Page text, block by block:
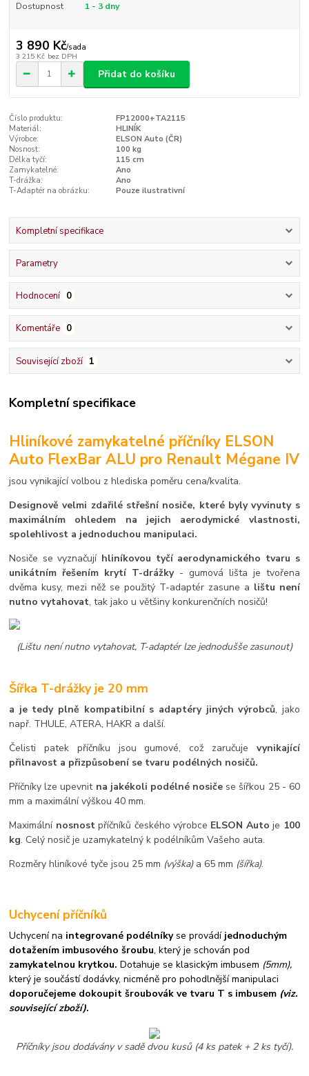
Dostupnost 1 - 3 dny
3 890 Kč/sada
3 215 Kč bez DPH
Přidat do košíku
Číslo produktu:
FP12000+TA2115
Materiál:
HLINÍK
Výrobce:
ELSON Auto (ČR)
Nosnost:
100 kg
Délka tyčí:
115 cm
Zamykatelné:
Ano
T-drážka:
Ano
T-Adaptér na obrázku:
Pouze ilustrativní
Kompletní specifikace
Parametry
Hodnocení 0
Komentáře 0
Související zboží 1
Kompletní specifikace
Hliníkové zamykatelné příčníky ELSON
Auto FlexBar ALU pro Renault Mégane IV
jsou vynikající volbou z hlediska poměru cena/kvalita.
Designově velmi zdařilé střešní nosiče, které byly vyvinuty s
maximálním ohledem na jejich aerodymické vlastnosti,
spolehlivost a jednoduchou manipulaci.
Nosiče se vyznačují hliníkovou tyčí aerodynamického tvaru s
unikátním řešením krytí T-drážky- gumová lišta je tvořena
dvěma kusy, mezi něž se použitý T-adaptér zasune a lištu není
nutno vytahovat, tak jako u většiny konkurenčních nosičů!
(Lištu není nutno vytahovat, T-adaptér lze jednodušše zasunout)
Šířka T-drážky je 20 mm
a je tedy plně kompatibilní s adaptéry jiných výrobců, jako
např. THULE, ATERA, HAKR a další.
Čelisti patek příčníku jsou gumové, což zaručuje vynikající
přilnavost a přizpůsobení se tvaru podélných nosičů.
Příčníky lze upevnit na jakékoli podélné nosiče se šířkou 25 - 60
mm a maximální výškou 40 mm.
Maximální nosnostpříčníků českého výrobce ELSON Autoje 100
kg. Celý nosič je uzamykatelný k podélníkům Vašeho auta.
Rozměry hliníkové tyče jsou 25 mm (výška)a 65 mm (šířka).
Uchycení příčníků
Uchycení na integrované podélníkyse provádí jednoduchým
dotažením imbusového šroubu, který je schován pod
zamykatelnou krytkou.Dotahuje se klasickým imbusem (5mm),
který je součástí dodávky, nicméně pro pohodlnější manipulaci
doporučejeme dokoupit šroubovák ve tvaru T s imbusem (viz.
související zboží).
Příčníky jsou dodávány v sadě dvou kusů (4 ks patek + 2 ks tyčí).